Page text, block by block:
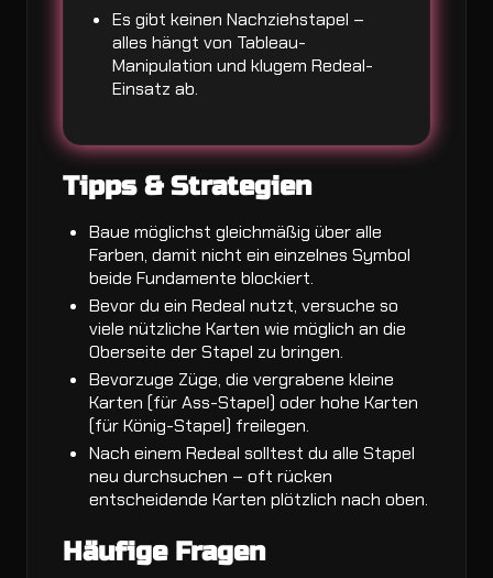
Es gibt keinen Nachziehstapel –
alles hängt von Tableau-
Manipulation und klugem Redeal-
Einsatz ab.
Tipps & Strategien
Baue möglichst gleichmäßig über alle
Farben, damit nicht ein einzelnes Symbol
beide Fundamente blockiert.
Bevor du ein Redeal nutzt, versuche so
viele nützliche Karten wie möglich an die
Oberseite der Stapel zu bringen.
Bevorzuge Züge, die vergrabene kleine
Karten (für Ass-Stapel) oder hohe Karten
(für König-Stapel) freilegen.
Nach einem Redeal solltest du alle Stapel
neu durchsuchen – oft rücken
entscheidende Karten plötzlich nach oben.
Häufige Fragen